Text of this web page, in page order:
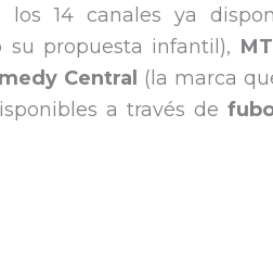
14 canales ya
su propuesta infantil),
Central (la marca
a través de